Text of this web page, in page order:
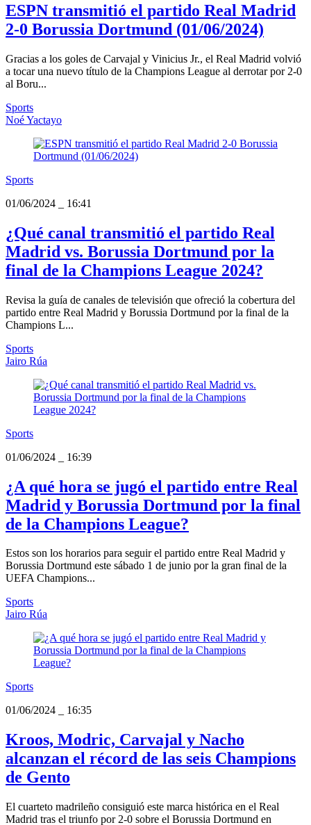
ESPN transmitió el partido Real Madrid
2-0 Borussia Dortmund (01/06/2024)
Gracias a los goles de Carvajal y Vinicius Jr., el Real Madrid volvió
a tocar una nuevo título de la Champions League al derrotar por 2-0
al Boru...
Sports
Noé Yactayo
Sports
01/06/2024
16:41
¿Qué canal transmitió el partido Real
Madrid vs. Borussia Dortmund por la
final de la Champions League 2024?
Revisa la guía de canales de televisión que ofreció la cobertura del
partido entre Real Madrid y Borussia Dortmund por la final de la
Champions L...
Sports
Jairo Rúa
Sports
01/06/2024
16:39
¿A qué hora se jugó el partido entre Real
Madrid y Borussia Dortmund por la final
de la Champions League?
Estos son los horarios para seguir el partido entre Real Madrid y
Borussia Dortmund este sábado 1 de junio por la gran final de la
UEFA Champions...
Sports
Jairo Rúa
Sports
01/06/2024
16:35
Kroos, Modric, Carvajal y Nacho
alcanzan el récord de las seis Champions
de Gento
El cuarteto madrileño consiguió este marca histórica en el Real
Madrid tras el triunfo por 2-0 sobre el Borussia Dortmund en